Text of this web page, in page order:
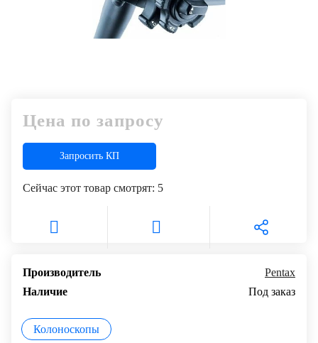
Цена по запросу
Запросить КП
Сейчас этот товар смотрят: 5
Производитель
Pentax
Наличие
Под заказ
Колоноскопы